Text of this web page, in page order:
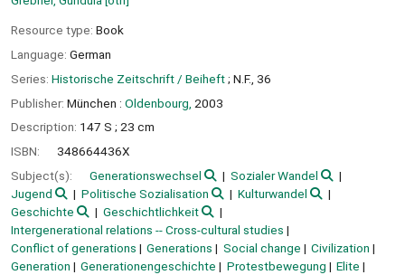
Resource type: Book
Language: German
Series: Historische Zeitschrift / Beiheft; N.F., 36
Publisher: München : Oldenbourg, 2003
Description: 147 S ; 23 cm
ISBN:
348664436X
Subject(s):
Generationswechsel
Sozialer Wandel
Jugend
Politische Sozialisation
Kulturwandel
Geschichte
Geschichtlichkeit
Intergenerational relations -- Cross-cultural studies
Conflict of generations
Generations Social change
Civilization
Generation
Generationengeschichte Protestbewegung
Elite